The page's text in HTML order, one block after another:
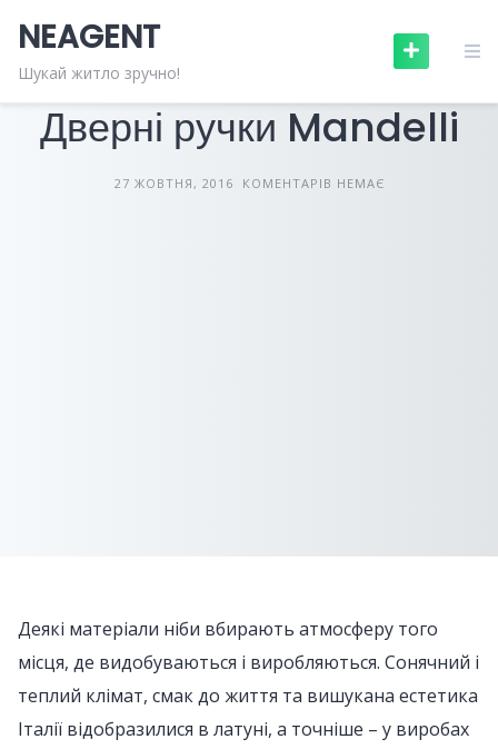
content
NEAGENT
Шукай житло зручно!БУДІВЕЛЬНІ МАТЕРІАЛИ
Дверні ручки Mandelli
27 ЖОВТНЯ, 2016 КОМЕНТАРІВ НЕМАЄ
Деякі матеріали ніби вбирають атмосферу того
місця, де видобуваються і виробляються. Сонячний і
теплий клімат, смак до життя та вишукана естетика
Італії відобразилися в латуні, а точніше – у виробах